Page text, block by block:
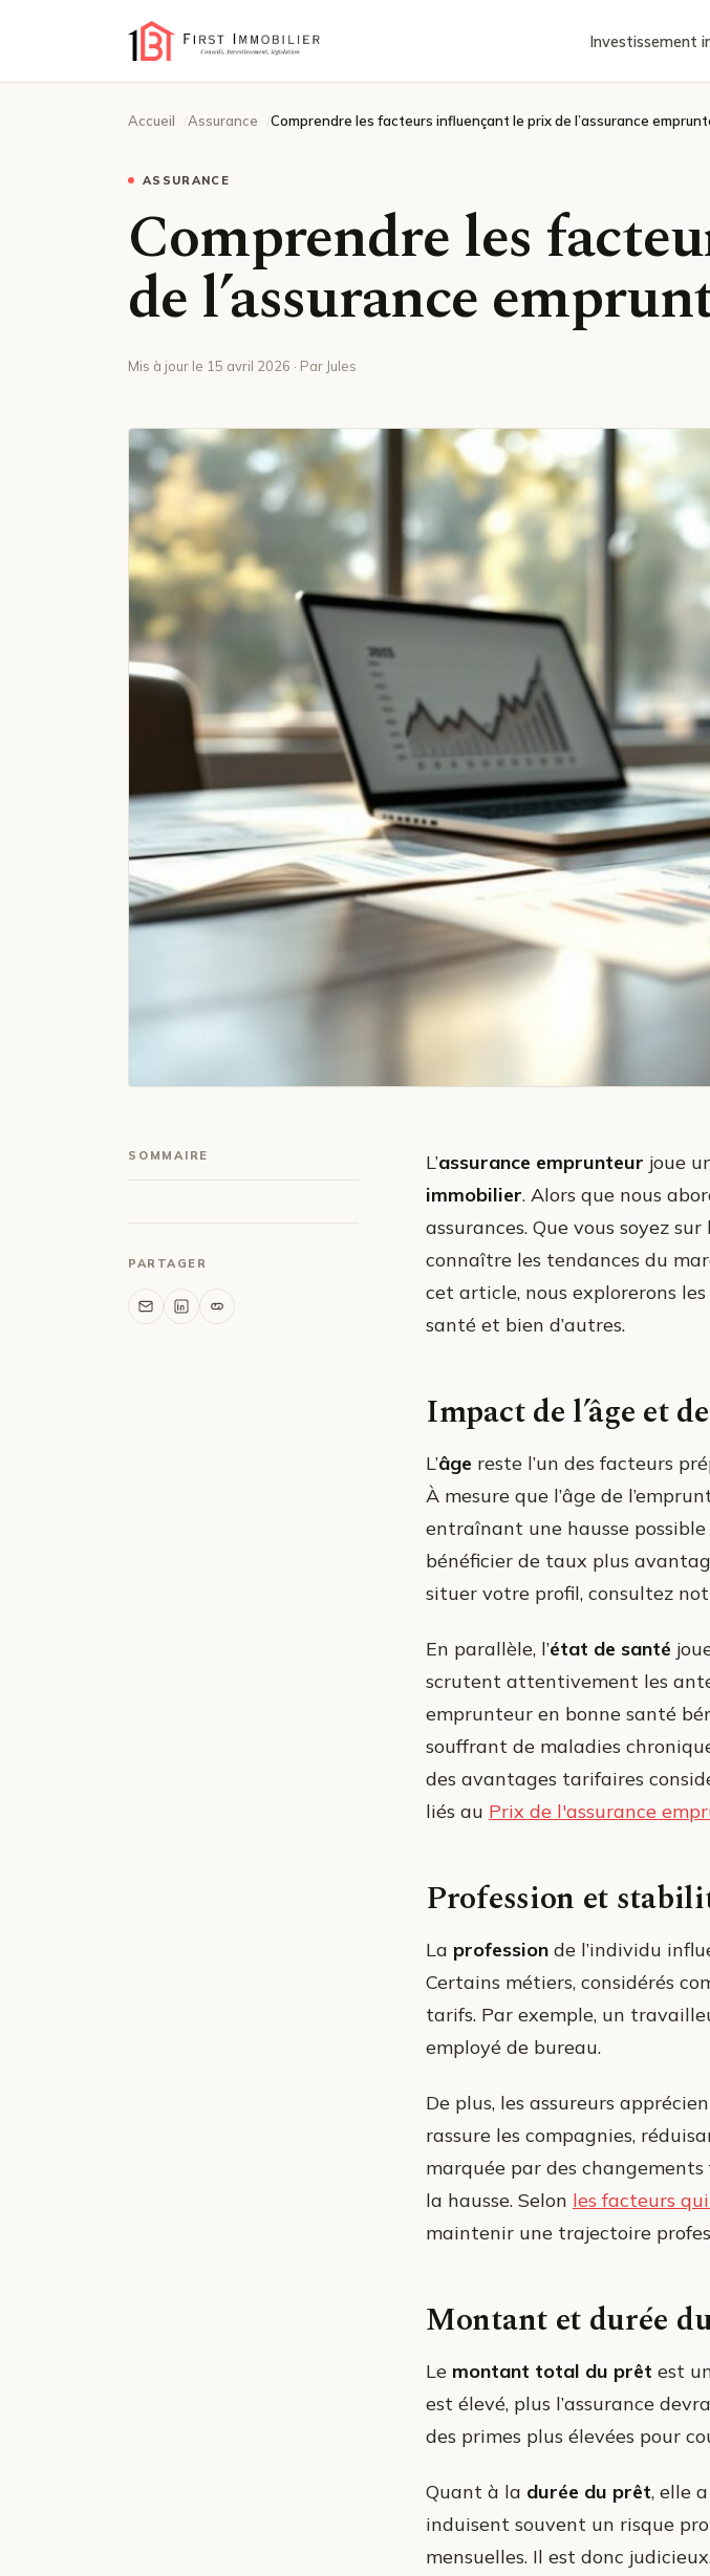
Investissement
Accueil Assurance Comprendre les facteurs influençant le prix de l’assurance
ASSURANCE
Comprendre les
de l’assurance
Mis à jour le 15 avril 2026 · Par Jules
SOMMAIRE
PARTAGER
L’assurance emprunteur joue
immobilier. Alors que nous
assurances. Que vous soyez
connaître les tendances du
cet article, nous explorerons
santé et bien d’autres.
Impact de l’âge et
L’âge reste l’un des facteurs
À mesure que l’âge de
entraînant une hausse
bénéficier de taux plus
situer votre profil, consultez
En parallèle, l’état de santé
scrutent attentivement les
emprunteur en bonne santé
souffrant de maladies
des avantages tarifaires
liés au Prix de l'assurance
Profession et
La profession de l’individu
Certains métiers, considérés
tarifs. Par exemple, un
employé de bureau.
De plus, les assureurs
rassure les compagnies,
marquée par des
la hausse. Selon les facteurs
maintenir une trajectoire
Montant et durée
Le montant total du prêt est
est élevé, plus l’assurance
des primes plus élevées pour
Quant à la durée du prêt, elle
induisent souvent un risque
mensuelles. Il est donc